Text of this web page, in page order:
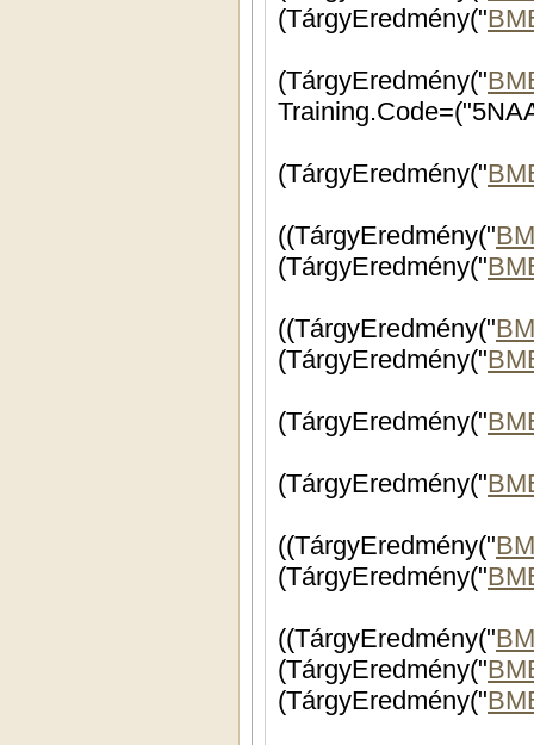
(TárgyEredmény("
(TárgyEredmény("
(TárgyEredmény("
((TárgyEredmény("
(TárgyEredmény("
((TárgyEredmény("
(TárgyEredmény("
(TárgyEredmény("
(TárgyEredmény("
((TárgyEredmény("
(TárgyEredmény("
((TárgyEredmény("
(TárgyEredmény("
(TárgyEredmény("